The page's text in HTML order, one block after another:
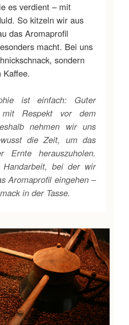
es verdient – mit
So kitzeln wir aus
das Aromaprofil
macht. Bei uns
sondern
Kaffee.
ist einfach: Guter
Respekt vor dem
nehmen wir uns
die Zeit, um das
Ernte herauszuholen.
bei der wir
Aromaprofil eingehen –
in der Tasse.